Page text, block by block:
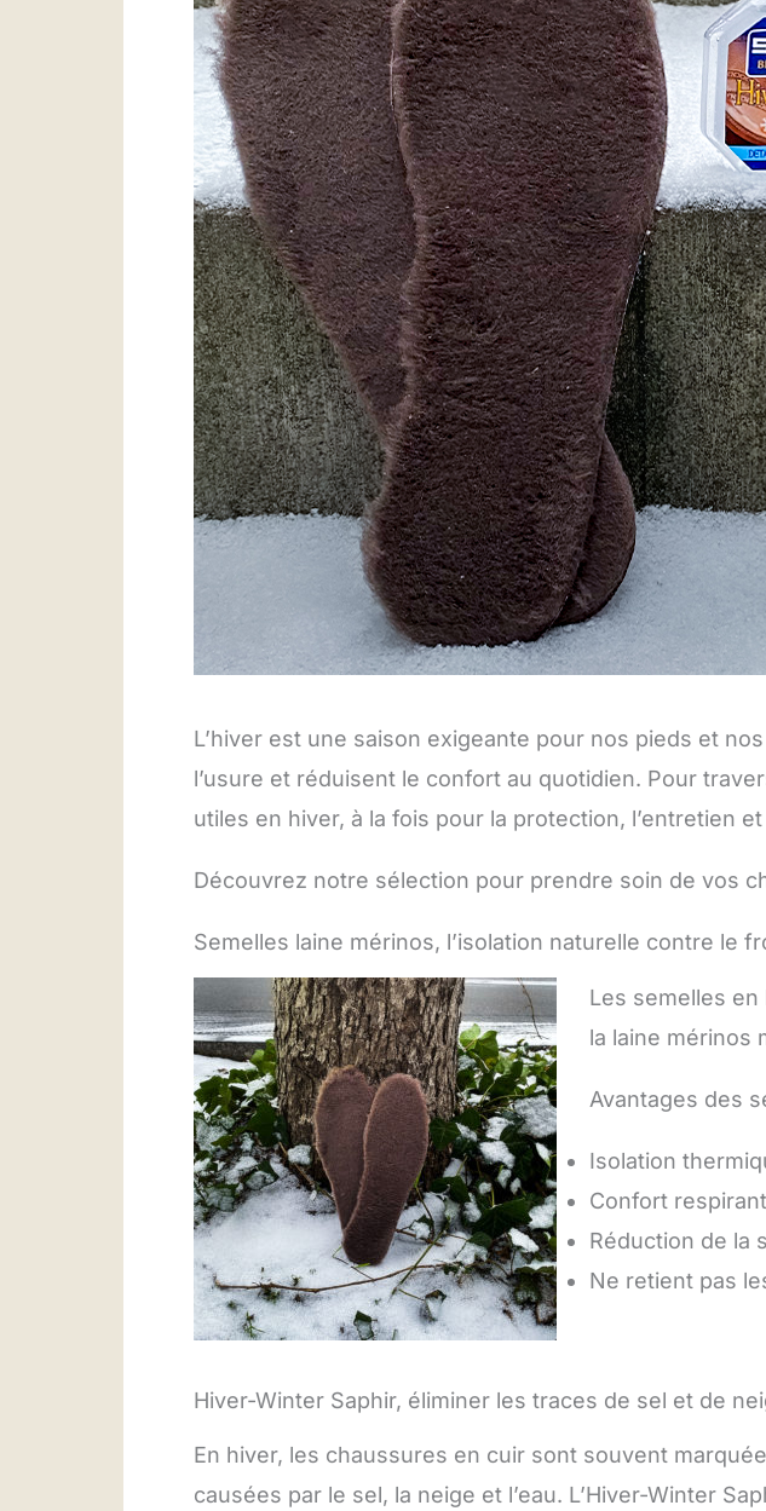
L’hiver est une saison exigeante pour nos pieds et
l’usure et réduisent le confort au quotidien. Pour
utiles en hiver, à la fois pour la protection, l’entretien
Découvrez notre sélection pour prendre soin de vos
Semelles laine mérinos, l’isolation naturelle contre le
Les semelles
la laine mérinos
Avantages des
Isolation
Confort respirant
Réduction de la
Ne retient pas
Hiver-Winter Saphir, éliminer les traces de sel et de
En hiver, les chaussures en cuir sont souvent
causées par le sel, la neige et l’eau. L’Hiver-Winter